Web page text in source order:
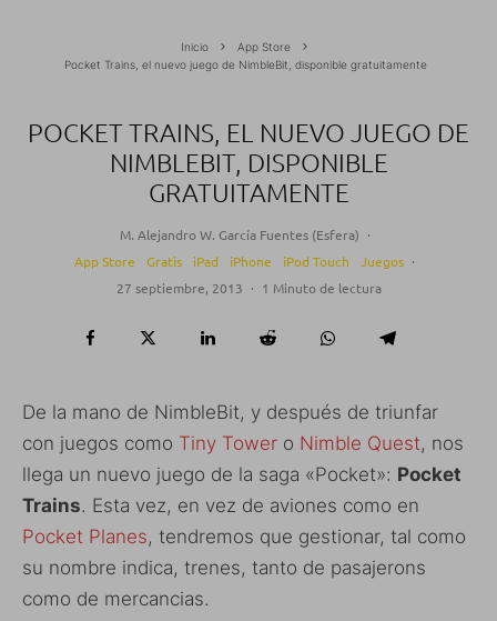
Inicio
App Store
Pocket Trains, el nuevo juego de NimbleBit, disponible gratuitamente
POCKET TRAINS, EL NUEVO JUEGO DE
NIMBLEBIT, DISPONIBLE
GRATUITAMENTE
M. Alejandro W. García Fuentes (Esfera) ·
App Store
Gratis iPad iPhone iPod Touch Juegos ·
27 septiembre, 2013 · 1 Minuto de lectura
De la mano de NimbleBit, y después de triunfar
con juegos como Tiny Tower o Nimble Quest, nos
llega un nuevo juego de la saga «Pocket»: Pocket
Trains. Esta vez, en vez de aviones como en
Pocket Planes, tendremos que gestionar, tal como
su nombre indica, trenes, tanto de pasajerons
como de mercancias.